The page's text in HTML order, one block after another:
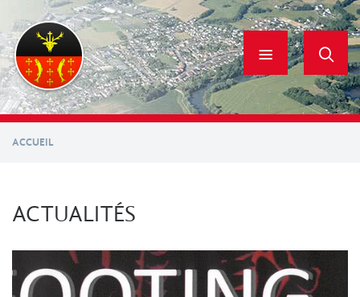
contenu
principal
ACCUEIL
ACTUALITÉS